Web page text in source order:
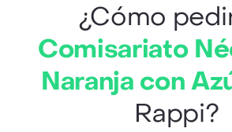
¿Cómo
Comisariato
Naranja con
Rappi?